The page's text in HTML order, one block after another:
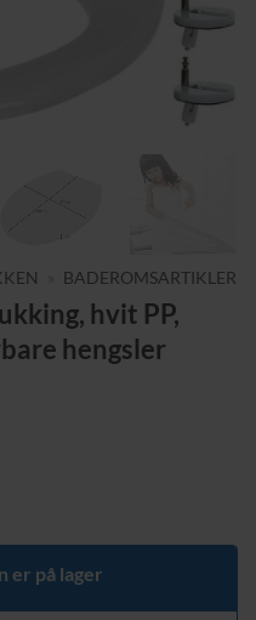
BADEROMSARTIKLER
hvit PP,
hengsler
er på lager